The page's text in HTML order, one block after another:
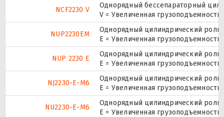
NCF2230 V
Однорядный бессепараторный
V = Увеличенная
NUP2230EM
Однорядный цилиндрический
E = Увеличенная
NUP 2230 E
Однорядный цилиндрический
Е = Увеличенная грузоподъемность.
NJ2230-E-M6
Однорядный цилиндрический
E = Увеличенная
NU2230-E-M6
Однорядный цилиндрический
E = Увеличенная